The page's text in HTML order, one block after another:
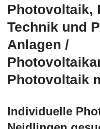
Photovoltaik,
Technik und
Anlagen /
Photovoltaik
Individuelle